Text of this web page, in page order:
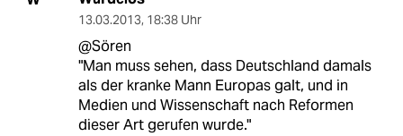
13.03.2013, 18:38 Uhr
@Sören
"Man muss sehen, dass Deutschland damals
als der kranke Mann Europas galt, und in
Medien und Wissenschaft nach Reformen
dieser Art gerufen wurde."